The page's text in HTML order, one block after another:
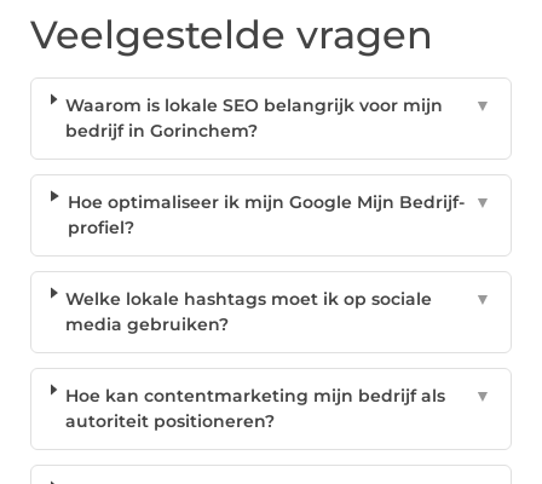
Veelgestelde vragen
Waarom is lokale SEO belangrijk voor mijn
bedrijf in Gorinchem?
▼
Hoe optimaliseer ik mijn Google Mijn Bedrijf-
profiel?
▼
Welke lokale hashtags moet ik op sociale
media gebruiken?
▼
Hoe kan contentmarketing mijn bedrijf als
autoriteit positioneren?
▼